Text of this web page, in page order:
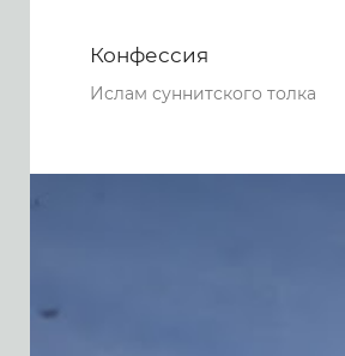
Конфессия
Ислам суннитского толка